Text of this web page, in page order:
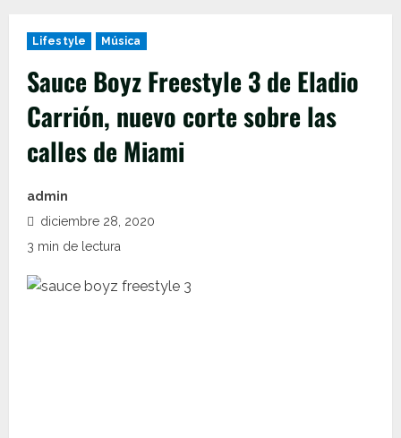
Lifestyle Música
Sauce Boyz Freestyle 3 de Eladio
Carrión, nuevo corte sobre las
calles de Miami
admin
diciembre 28, 2020
3 min de lectura